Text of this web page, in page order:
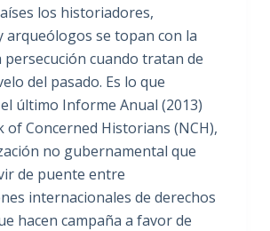
los historiadores,
arqueólogos se topan con la
persecución cuando tratan de
del pasado. Es lo que
último Informe Anual (2013)
of Concerned Historians (NCH),
no gubernamental que
de puente entre
internacionales de derechos
hacen campaña a favor de